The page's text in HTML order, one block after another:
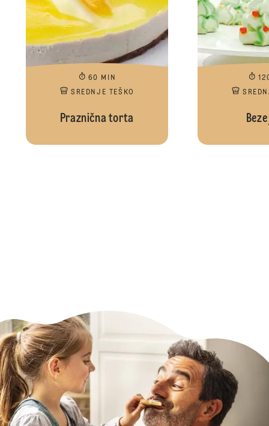
60 MIN
SREDNJE TEŠKO
Praznična torta